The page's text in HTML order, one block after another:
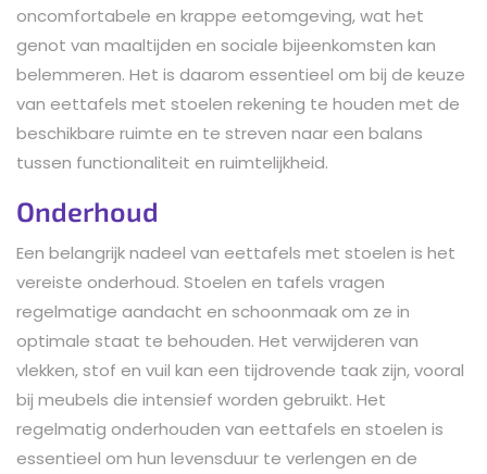
oncomfortabele en krappe eetomgeving, wat het
genot van maaltijden en sociale bijeenkomsten kan
belemmeren. Het is daarom essentieel om bij de keuze
van eettafels met stoelen rekening te houden met de
beschikbare ruimte en te streven naar een balans
tussen functionaliteit en ruimtelijkheid.
Onderhoud
Een belangrijk nadeel van eettafels met stoelen is het
vereiste onderhoud. Stoelen en tafels vragen
regelmatige aandacht en schoonmaak om ze in
optimale staat te behouden. Het verwijderen van
vlekken, stof en vuil kan een tijdrovende taak zijn, vooral
bij meubels die intensief worden gebruikt. Het
regelmatig onderhouden van eettafels en stoelen is
essentieel om hun levensduur te verlengen en de